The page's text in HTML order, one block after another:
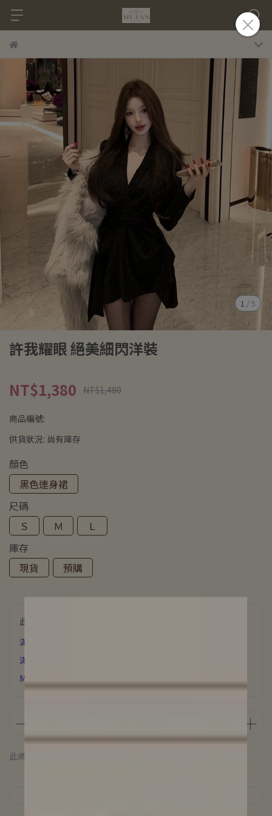
1 /5
許我耀眼 絕美細閃洋裝
NT$1,380 NT$1,480
商品編號:
供貨狀況: 尚有庫存
顏色
黑色連身裙
尺碼
Ｓ
Ｍ
Ｌ
庫存
現貨
預購
此商品參與的優惠活動
滿6000元 贈 氣質飾品
滿3500元贈 星辰誓約項鍊
MUFAN浪漫花園香氛片下單即贈
此商品 「 最高 」可以折抵紅利